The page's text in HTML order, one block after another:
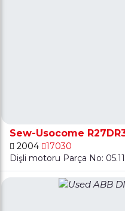
Sew-Usocome
2004
17030
Dişli motoru Parça No: